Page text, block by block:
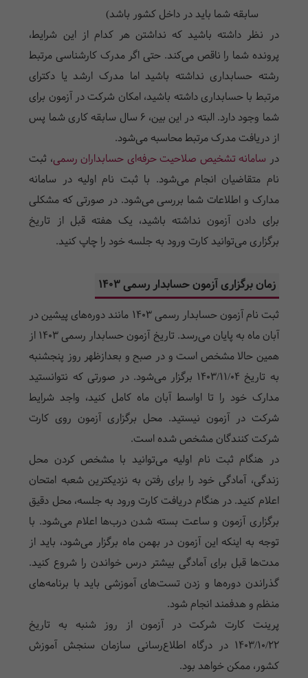
سابقه شما باید در داخل کشور باشد)
در نظر داشته باشید که نداشتن هر کدام از این شرایط،
پرونده شما را ناقص می‌کند. حتی اگر مدرک کارشناسی مرتبط
رشته حسابداری نداشته باشید اما مدرک ارشد یا دکترای
مرتبط با حسابداری داشته باشید، امکان شرکت در آزمون برای
شما وجود دارد. البته در این بین، 6 سال سابقه کاری شما پس
از دریافت مدرک مرتبط محاسبه می‌شود.
در سامانه تشخیص صلاحیت حرفه‌ای حسابداران رسمی، ثبت
نام متقاضیان انجام می‌شود. با ثبت نام اولیه در سامانه
مدارک و اطلاعات شما بررسی می‌شود. در صورتی که مشکلی
برای دادن آزمون نداشته باشید، یک هفته قبل از تاریخ
برگزاری می‌توانید کارت ورود به جلسه خود را چاپ کنید.
زمان برگزاری آزمون حسابدار رسمی 1403
ثبت نام آزمون حسابدار رسمی 1403 مانند دوره‌های پیشین در
آبان ماه به پایان می‌رسد. تاریخ آزمون حسابدار رسمی 1403 از
همین حالا مشخص است و در صبح و بعدازظهر روز پنجشنبه
به تاریخ 1403/11/04 برگزار می‌شود. در صورتی که نتوانستید
مدارک خود را تا اواسط آبان ماه کامل کنید، واجد شرایط
شرکت در آزمون نیستید. محل برگزاری آزمون روی کارت
شرکت کنندگان مشخص شده است.
در هنگام ثبت نام اولیه می‌توانید با مشخص کردن محل
زندگی، آمادگی خود را برای رفتن به نزدیکترین شعبه امتحان
اعلام کنید. در هنگام دریافت کارت ورود به جلسه، محل دقیق
برگزاری آزمون و ساعت بسته شدن درب‌ها اعلام می‌شود. با
توجه به اینکه این آزمون در بهمن ماه برگزار می‌شود، باید از
مدت‌ها قبل برای آمادگی بیشتر درس خواندن را شروع کنید.
گذراندن دوره‌ها و زدن تست‌های آموزشی باید با برنامه‌های
منظم و هدفمند انجام شود.
پرینت کارت شرکت در آزمون از روز شنبه به تاریخ
1403/10/22 در درگاه اطلاع‌رسانی سازمان سنجش آموزش
کشور، ممکن خواهد بود.